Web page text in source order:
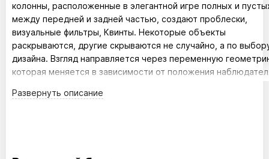
колонны, расположенные в элегантной игре полных и
между передней и задней частью, создают проблески,
визуальные фильтры, Квинты. Некоторые объекты
раскрываются, другие скрываются не случайно, а по
дизайна. Взгляд направляется через переменную
которая меняется в зависимости от положения
скульптурная перегородка в отдельно стоящей версии или
Развернуть описание